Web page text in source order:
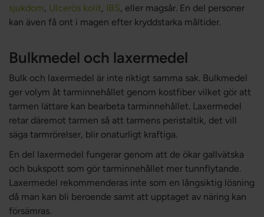
sjukdom, Ulcerös kolit, IBS, eller magsår. En del personer
kan även få ont i magen efter kryddstarka måltider.
Bulkmedel och laxermedel
Bulk och laxermedel är inte riktigt samma sak. Bulkmedel
ger volym åt tarminnehållet genom kostfiber vilket gör att
tarmen lättare kan bearbeta tarminnehållet. Laxermedel
retar däremot tarmen så att tarmens peristaltik, det vill
säga tarmrörelser, blir onaturligt kraftiga.
En del laxermedel fungerar genom att de ökar gallvätska
och bukspott som gör tarminnehållet mer tunnflytande.
Laxermedel rekommenderas inte som en långsiktig lösning
då man kan bli beroende samt att upptaget av näring kan
försämras.